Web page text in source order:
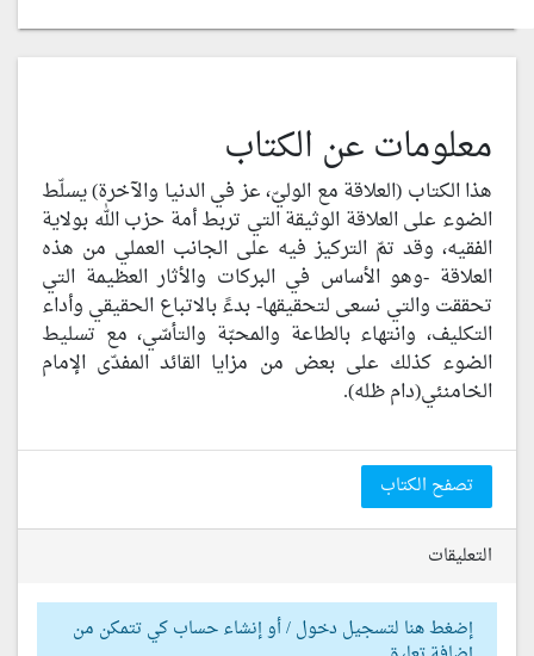
معلومات عن الكتاب
هذا الكتاب (العلاقة مع الوليّ، عز في الدنيا والآخرة) يسلّط
الضوء على العلاقة الوثيقة التي تربط أمة حزب الله بولاية
الفقيه، وقد تمّ التركيز فيه على الجانب العملي من هذه
العلاقة -وهو الأساس في البركات والأثار العظيمة التي
تحققت والتي نسعى لتحقيقها- بدءً بالاتباع الحقيقي وأداء
التكليف، وانتهاء بالطاعة والمحبّة والتأسّي، مع تسليط
الضوء كذلك على بعض من مزايا القائد المفدّى الإمام
الخامنئي(دام ظله).
تصفح الكتاب
التعليقات
إضغط هنا لتسجيل دخول / أو إنشاء حساب كي تتمكن من